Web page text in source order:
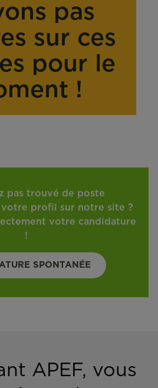
pas
sur ces
pour le
!
pas trouvé de poste
profil sur notre site ?
votre candidature
!
SPONTANÉE
APEF, vous